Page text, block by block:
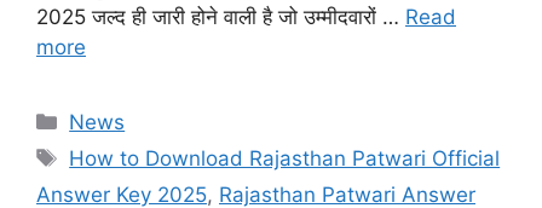
2025 जल्द ही जारी होने वाली है जो उम्मीदवारों … Read
more
Categories
News
Tags
How to Download Rajasthan Patwari Official
Answer Key 2025, Rajasthan Patwari Answer